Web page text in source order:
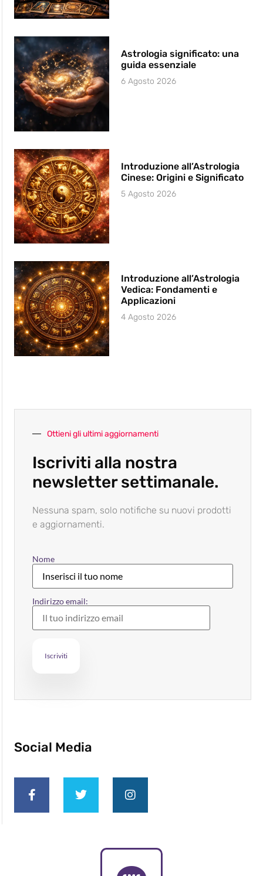
Astrologia significato: una
guida essenziale
6 Agosto 2026
Introduzione all’Astrologia
Cinese: Origini e Significato
5 Agosto 2026
Introduzione all’Astrologia
Vedica: Fondamenti e
Applicazioni
4 Agosto 2026
Ottieni gli ultimi aggiornamenti
Iscriviti alla nostra
newsletter settimanale.
Nessuna spam, solo notifiche su nuovi prodotti
e aggiornamenti.
Nome
Indirizzo email:
Social Media